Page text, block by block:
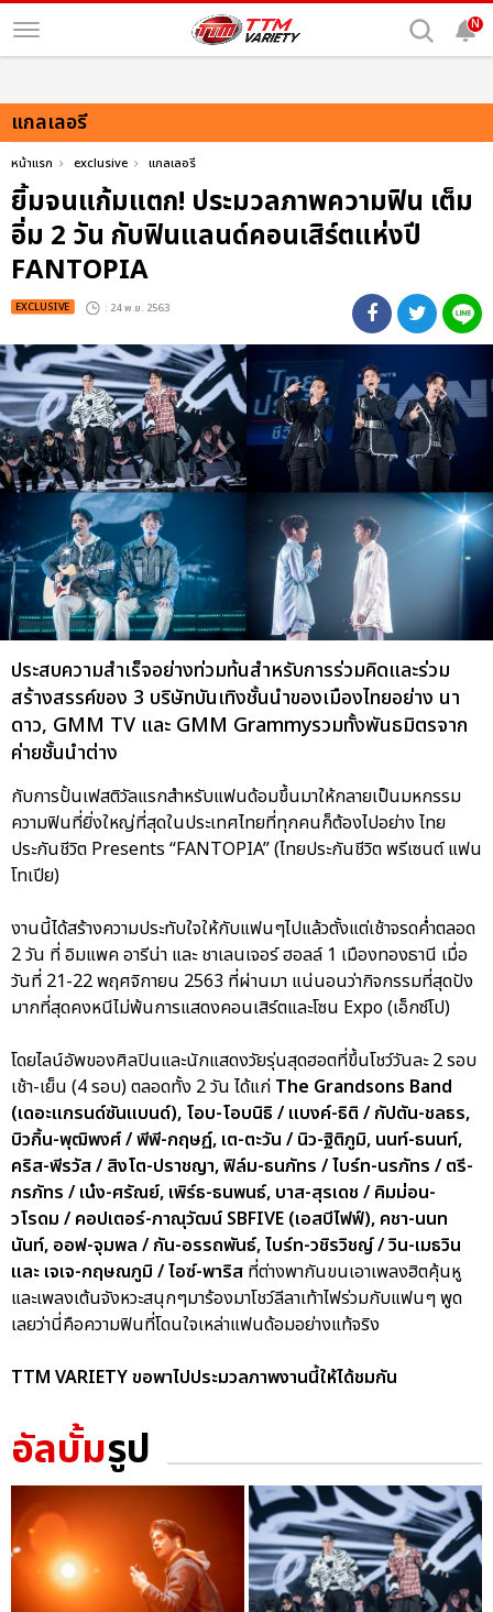
N
แกลเลอรี
หน้าแรก exclusive แกลเลอรี
ยิ้มจนแก้มแตก! ประมวลภาพความฟิน เต็ม
อิ่ม 2 วัน กับฟินแลนด์คอนเสิร์ตแห่งปี
FANTOPIA
EXCLUSIVE : 24 พ.ย. 2563
ประสบความสำเร็จอย่างท่วมท้นสำหรับการร่วมคิดและร่วม
สร้างสรรค์ของ 3 บริษัทบันเทิงชั้นนำของเมืองไทยอย่าง นา
ดาว, GMM TV และ GMM Grammyรวมทั้งพันธมิตรจาก
ค่ายชั้นนำต่าง
กับการปั้นเฟสติวัลแรกสำหรับแฟนด้อมขึ้นมาให้กลายเป็นมหกรรม
ความฟินที่ยิ่งใหญ่ที่สุดในประเทศไทยที่ทุกคนก็ต้องไปอย่าง ไทย
ประกันชีวิต Presents “FANTOPIA” (ไทยประกันชีวิต พรีเซนต์ แฟน
โทเปีย)
งานนี้ได้สร้างความประทับใจให้กับแฟนๆไปแล้วตั้งแต่เช้าจรดค่ำตลอด
2 วัน ที่ อิมแพค อารีน่า และ ชาเลนเจอร์ ฮอลล์ 1 เมืองทองธานี เมื่อ
วันที่ 21-22 พฤศจิกายน 2563 ที่ผ่านมา แน่นอนว่ากิจกรรมที่สุดปัง
มากที่สุดคงหนีไม่พ้นการแสดงคอนเสิร์ตและโซน Expo (เอ็กซ์โป)
โดยไลน์อัพของศิลปินและนักแสดงวัยรุ่นสุดฮอตที่ขึ้นโชว์วันละ 2 รอบ
เช้า-เย็น (4 รอบ) ตลอดทั้ง 2 วัน ได้แก่ The Grandsons Band
(เดอะแกรนด์ซันแบนด์), โอบ-โอบนิธิ / แบงค์-ธิติ / กัปตัน-ชลธร,
บิวกิ้น-พุฒิพงศ์ / พีพี-กฤษฏ์, เต-ตะวัน / นิว-ฐิติภูมิ, นนท์-ธนนท์,
คริส-พีรวัส / สิงโต-ปราชญา, ฟิล์ม-ธนภัทร / ไบร์ท-นรภัทร / ตรี-
ภรภัทร / เน๋ง-ศรัณย์, เพิร์ธ-ธนพนธ์, บาส-สุรเดช / คิมม่อน-
วโรดม / คอปเตอร์-ภาณุวัฒน์ SBFIVE (เอสบีไฟฟ์), คชา-นนท
นันท์, ออฟ-จุมพล / กัน-อรรถพันธ์, ไบร์ท-วชิรวิชญ์ / วิน-เมธวิน
และ เจเจ-กฤษณภูมิ / ไอซ์-พาริส ที่ต่างพากันขนเอาเพลงฮิตคุ้นหู
และเพลงเต้นจังหวะสนุกๆมาร้องมาโชว์ลีลาเท้าไฟร่วมกับแฟนๆ พูด
เลยว่านี่คือความฟินที่โดนใจเหล่าแฟนด้อมอย่างแท้จริง
TTM VARIETY ขอพาไปประมวลภาพงานนี้ให้ได้ชมกัน
อัลบั้มรูป